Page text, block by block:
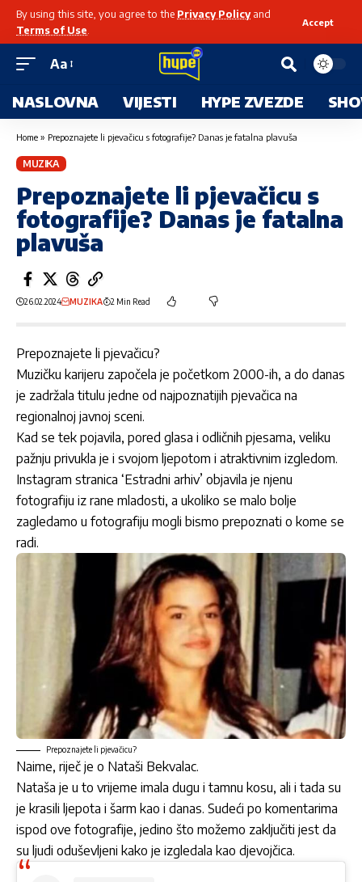
By using this site, you agree to the Privacy Policyand
Terms of Use
Accept
Aa
NASLOVNA VIJESTI HYPE ZVEZDE
Home » Prepoznajete li pjevačicu s fotografije? Danas je fatalna plavuša
MUZIKA
Prepoznajete li pjevačicu s
fotografije? Danas je fatalna
plavuša
26.02.2024 MUZIKA 2 Min Read
Prepoznajete li pjevačicu?
Muzičku karijeru započela je početkom 2000-ih, a do danas
je zadržala titulu jedne od najpoznatijih pjevačica na
regionalnoj javnoj sceni.
Kad se tek pojavila, pored glasa i odličnih pjesama, veliku
pažnju privukla je i svojom ljepotom i atraktivnim izgledom.
Instagram stranica ‘Estradni arhiv’ objavila je njenu
fotografiju iz rane mladosti, a ukoliko se malo bolje
zagledamo u fotografiju mogli bismo prepoznati o kome se
radi.
Prepoznajete li pjevačicu?
Naime, riječ je o Nataši Bekvalac.
Nataša je u to vrijeme imala dugu i tamnu kosu, ali i tada su
je krasili ljepota i šarm kao i danas. Sudeći po komentarima
ispod ove fotografije, jedino što možemo zaključiti jest da
su ljudi oduševljeni kako je izgledala kao djevojčica.